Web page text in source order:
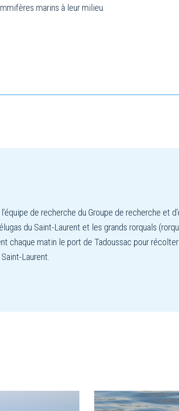
marins à leur milieu.
de recherche du Groupe de recherche et
du Saint-Laurent et les grands rorquals
chaque matin le port de Tadoussac pour
Laurent.